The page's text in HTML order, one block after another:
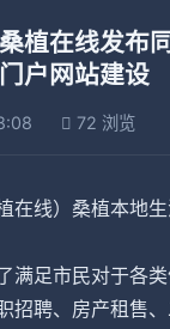
植在线发布
户网站建设
72 浏览
在线）桑植本地
满足市民对于各
招聘、房产租售